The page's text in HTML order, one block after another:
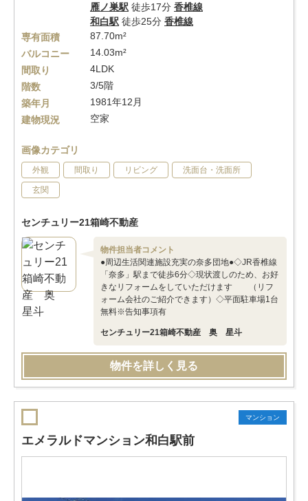
雁ノ巣駅 徒歩17分 香椎線
和白駅 徒歩25分 香椎線
専有面積
87.70m²
バルコニー
14.03m²
間取り
4LDK
階数
3/5階
築年月
1981年12月
建物現況
空家
画像カテゴリ
外観 間取り リビング 洗面台・洗面所
玄関
センチュリー21箱崎不動産
物件担当者コメント
●周辺生活関連施設充実の奈多団地●◇JR香椎線
「奈多」駅まで徒歩6分◇現状渡しのため、お好
きなリフォームをしていただけます （リフ
ォーム会社のご紹介できます）◇平面駐車場1台
無料※告知事項有
センチュリー21箱崎不動産 奥 星斗
物件を詳しく見る
マンション
エメラルドマンション和白駅前